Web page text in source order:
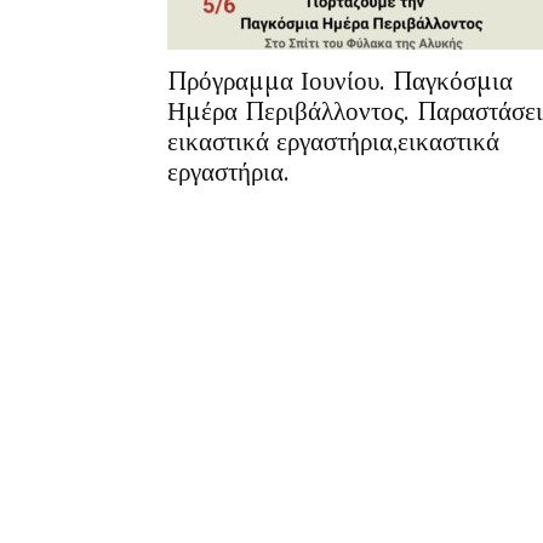
Πρόγραμμα Ιουνίου. Παγκόσμια
Ημέρα Περιβάλλοντος.
εικαστικά εργαστήρια,εικαστικά
εργαστήρια.